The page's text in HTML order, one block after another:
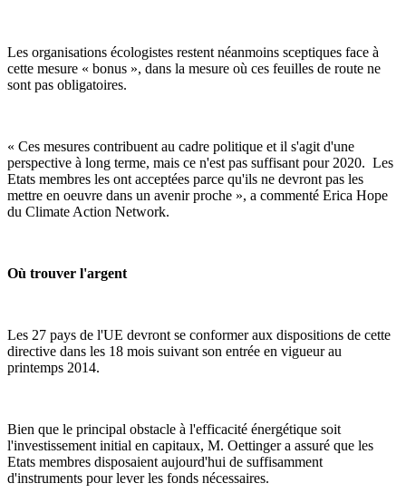
Les organisations écologistes restent néanmoins sceptiques face à
cette mesure « bonus », dans la mesure où ces feuilles de route ne
sont pas obligatoires.
« Ces mesures contribuent au cadre politique et il s'agit d'une
perspective à long terme, mais ce n'est pas suffisant pour 2020. Les
Etats membres les ont acceptées parce qu'ils ne devront pas les
mettre en oeuvre dans un avenir proche », a commenté Erica Hope
du Climate Action Network.
Où trouver l'argent
Les 27 pays de l'UE devront se conformer aux dispositions de cette
directive dans les 18 mois suivant son entrée en vigueur au
printemps 2014.
Bien que le principal obstacle à l'efficacité énergétique soit
l'investissement initial en capitaux, M. Oettinger a assuré que les
Etats membres disposaient aujourd'hui de suffisamment
d'instruments pour lever les fonds nécessaires.